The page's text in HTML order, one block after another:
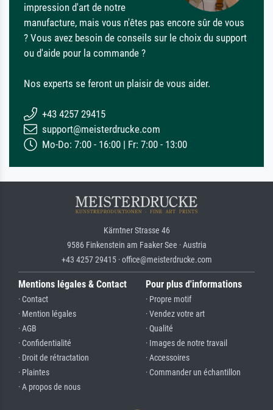
impression d'art de notre
manufacture, mais vous n'êtes pas encore sûr de vous
? Vous avez besoin de conseils sur le choix du support
ou d'aide pour la commande ?
Nos experts se feront un plaisir de vous aider.
+43 4257 29415
support@meisterdrucke.com
Mo-Do: 7:00 - 16:00 | Fr: 7:00 - 13:00
Kärntner Strasse 46
9586 Finkenstein am Faaker See · Austria
+43 4257 29415 · office@meisterdrucke.com
Mentions légales & Contact
· Contact
· Mention légales
· AGB
· Confidentialité
· Droit de rétractation
· Plaintes
· A propos de nous
Pour plus d'informations
· Propre motif
· Vendez votre art
· Qualité
· Images de notre travail
· Accessoires
· Commander un échantillon